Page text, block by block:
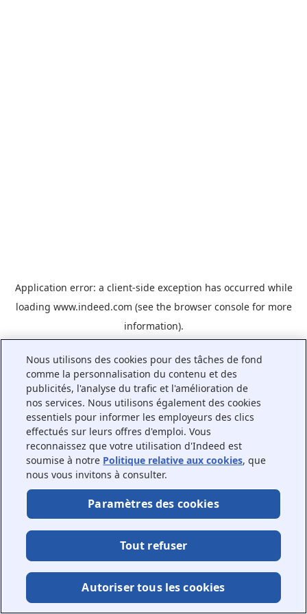
Application error: a client-side exception has occurred while
loading www.indeed.com (see the browser consolefor more
information).
Nous utilisons des cookies pour des tâches de fond
comme la personnalisation du contenu et des
publicités, l'analyse du trafic et l'amélioration de
nos services. Nous utilisons également des cookies
essentiels pour informer les employeurs des clics
effectués sur leurs offres d'emploi. Vous
reconnaissez que votre utilisation d'Indeed est
soumise à notre Politique relative aux cookies, que
nous vous invitons à consulter.
Paramètres des cookies
Tout refuser
Autoriser tous les cookies